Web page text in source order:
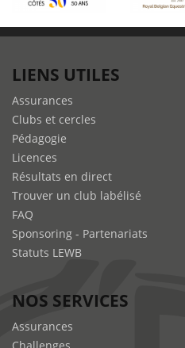
LIENS UTILES
Assurances
Clubs et cercles
Pédagogie
Licences
Résultats en direct
Trouver un club labélisé
FAQ
Sponsoring - Partenariats
Statuts LEWB
NOS SERVICES
Assurances